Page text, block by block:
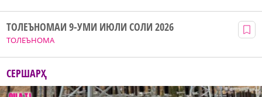
ТОЛЕЪНОМА
ТОЛЕЪНОМАИ 9-УМИ ИЮЛИ СОЛИ 2026
СЕРШАРҲ